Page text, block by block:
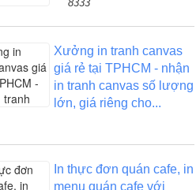
8333
Xưởng in tranh canvas
giá rẻ tại TPHCM - nhận
in tranh canvas số lượng
lớn, giá riêng cho...
In thực đơn quán cafe, in
menu quán cafe với